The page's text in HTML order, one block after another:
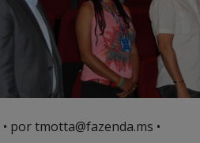
• por tmotta@fazenda.ms •